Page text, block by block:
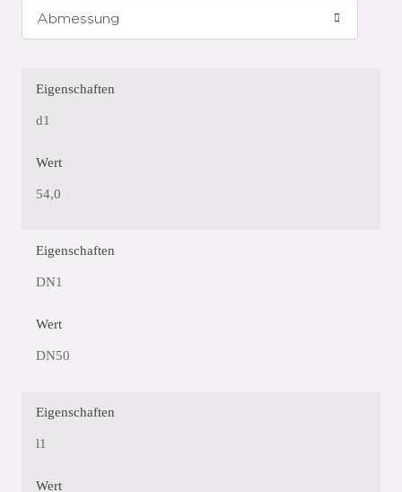
Eigenschaften
d1
Wert
54,0
Eigenschaften
DN1
Wert
DN50
Eigenschaften
l1
Wert